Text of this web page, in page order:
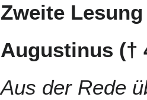
Zweite Lesung
Augustinus (†
Aus der Rede